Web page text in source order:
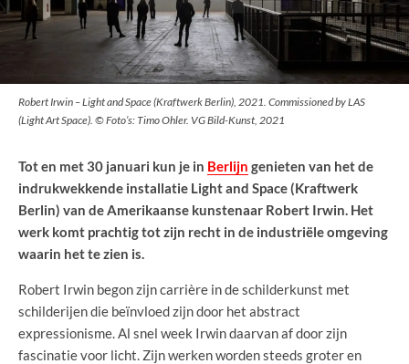
Robert Irwin – Light and Space (Kraftwerk Berlin), 2021. Commissioned by LAS
(Light Art Space). © Foto’s: Timo Ohler. VG Bild-Kunst, 2021
Tot en met 30 januari kun je in Berlijn genieten van het de
indrukwekkende installatie Light and Space (Kraftwerk
Berlin) van de Amerikaanse kunstenaar Robert Irwin. Het
werk komt prachtig tot zijn recht in de industriële omgeving
waarin het te zien is.
Robert Irwin begon zijn carrière in de schilderkunst met
schilderijen die beïnvloed zijn door het abstract
expressionisme. Al snel week Irwin daarvan af door zijn
fascinatie voor licht. Zijn werken worden steeds groter en